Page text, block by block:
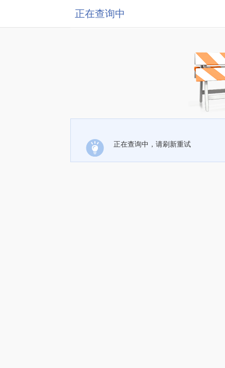
正在查询中
正在查询中，请刷新重试